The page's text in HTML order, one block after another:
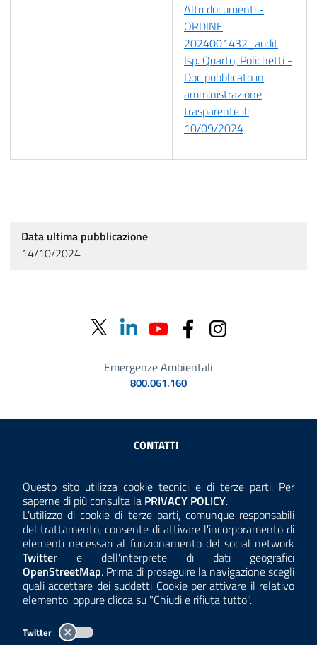
Questo sito utilizza cookie tecnici e di terze parti. Per
saperne di più consulta la Consulta la
PRIVACY POLICY.
L'utilizzo di cookie di terze parti, comunque responsabili
del trattamento, consente di attivare l'incorporamento di
elementi necessari al funzionamento del social network
Twitter e dell'interprete di dati geografici
OpenStreetMap. Prima di proseguire la navigazione scegli
quali accettare dei suddetti Cookie per attivare il relativo
elemento, oppure clicca su "Chiudi e rifiuta tutto".
Twitter
Altri documenti -
ORDINE
2024001432_audit
Isp. Quarto, Polichetti -
Doc pubblicato in
amministrazione
trasparente il:
10/09/2024
Data ultima pubblicazione
14/10/2024
Emergenze Ambientali
800.061.160
Sezione Link Utili
CONTATTI
ANTICORRUZIONE
ACCESSIBILITÀ
COOKIE E PRIVACY
TEMI A-Z